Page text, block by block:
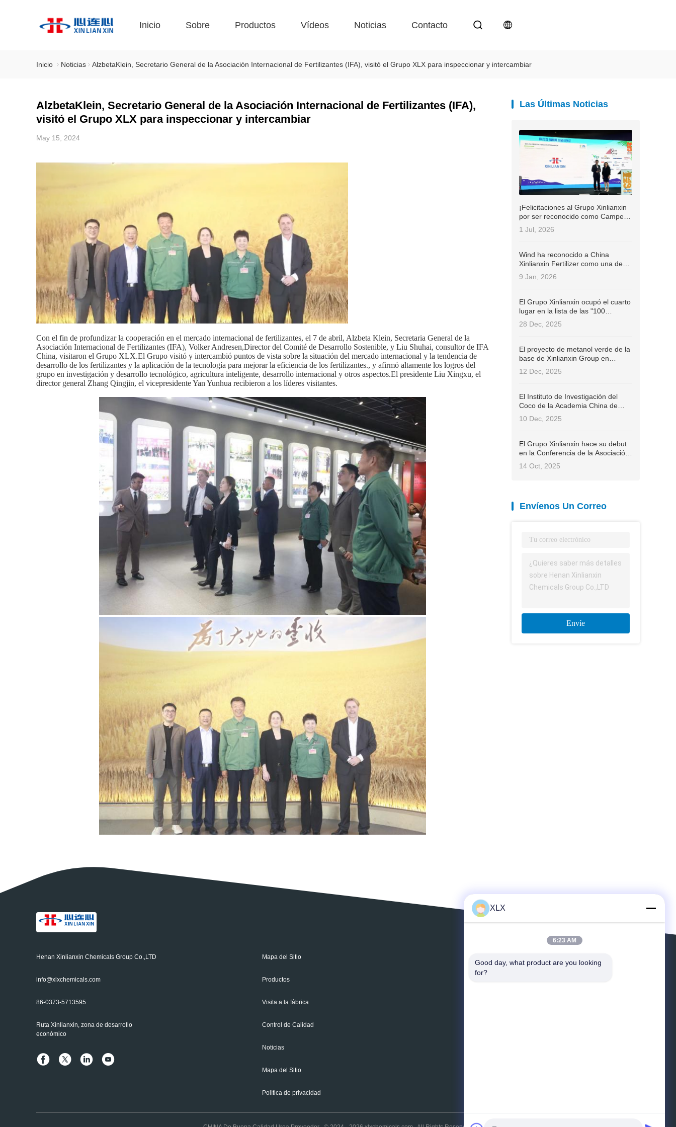
Inicio Sobre Productos Vídeos Noticias Contacto
Inicio Noticias AlzbetaKlein, Secretario General de la Asociación Internacional de Fertilizantes (IFA), visitó el Grupo XLX para inspeccionar y intercambiar
AlzbetaKlein, Secretario General de la Asociación Internacional de Fertilizantes (IFA),
visitó el Grupo XLX para inspeccionar y intercambiar
May 15, 2024
Con el fin de profundizar la cooperación en el mercado internacional de fertilizantes, el 7 de abril, Alzbeta Klein, Secretaria General de la
Asociación Internacional de Fertilizantes (IFA), Volker Andresen,Director del Comité de Desarrollo Sostenible, y Liu Shuhai, consultor de IFA
China, visitaron el Grupo XLX.El Grupo visitó y intercambió puntos de vista sobre la situación del mercado internacional y la tendencia de
desarrollo de los fertilizantes y la aplicación de la tecnología para mejorar la eficiencia de los fertilizantes., y afirmó altamente los logros del
grupo en investigación y desarrollo tecnológico, agricultura inteligente, desarrollo internacional y otros aspectos.El presidente Liu Xingxu, el
director general Zhang Qingjin, el vicepresidente Yan Yunhua recibieron a los líderes visitantes.
Las Últimas Noticias
¡Felicitaciones al Grupo Xinlianxin
por ser reconocido como Campeón
de Administración de la Industria
de IFA (ISC)!
1 Jul, 2026
Wind ha reconocido a China
Xinlianxin Fertilizer como una de
las 100 empresas chinas cotizadas
con las mejores prácticas ESG en
9 Jan, 2026
El Grupo Xinlianxin ocupó el cuarto
lugar en la lista de las "100
empresas de fertilizantes más
influyentes de China en 2025".
28 Dec, 2025
El proyecto de metanol verde de la
base de Xinlianxin Group en
Jiangxi ha superado con éxito la
Certificación Internacional de
EU).
12 Dec, 2025
El Instituto de Investigación del
Coco de la Academia China de
Ciencias Agrícolas Tropicales firmó
un contrato con el Grupo Xinlianxin
fertilizantes específicos para el
coco
10 Dec, 2025
El Grupo Xinlianxin hace su debut
en la Conferencia de la Asociación
Internacional de Fertilizantes (IFA)
2025 de Asia y el Pacífico,
14 Oct, 2025
Envíenos Un Correo
Envíe
Henan Xinlianxin Chemicals Group Co.,LTD
info@xlxchemicals.com
86-0373-5713595
Ruta Xinlianxin, zona de desarrollo
económico
Mapa del Sitio
Productos
Visita a la fábrica
Control de Calidad
Noticias
Mapa del Sitio
Política de privacidad
XLX
6:23 AM
Good day, what product are you looking
for?